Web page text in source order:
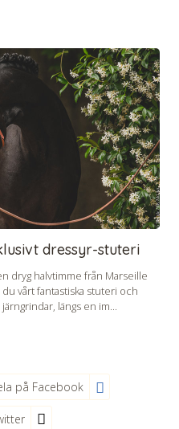
dressyr-stuteri
dryg halvtimme från Marseille
vårt fantastiska stuteri och
längs en im...
på Facebook